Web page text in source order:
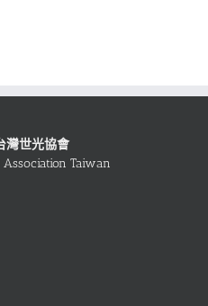
灣世光協會
Taiwan